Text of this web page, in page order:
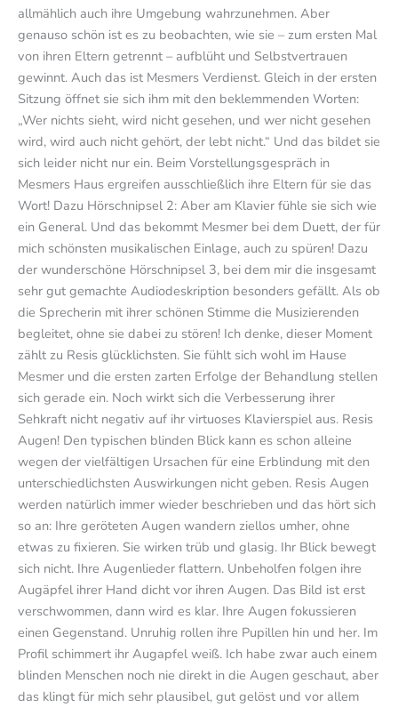
allmählich auch ihre Umgebung wahrzunehmen. Aber
genauso schön ist es zu beobachten, wie sie – zum ersten Mal
von ihren Eltern getrennt – aufblüht und Selbstvertrauen
gewinnt. Auch das ist Mesmers Verdienst. Gleich in der ersten
Sitzung öffnet sie sich ihm mit den beklemmenden Worten:
„Wer nichts sieht, wird nicht gesehen, und wer nicht gesehen
wird, wird auch nicht gehört, der lebt nicht.“ Und das bildet sie
sich leider nicht nur ein. Beim Vorstellungsgespräch in
Mesmers Haus ergreifen ausschließlich ihre Eltern für sie das
Wort! Dazu Hörschnipsel 2: Aber am Klavier fühle sie sich wie
ein General. Und das bekommt Mesmer bei dem Duett, der für
mich schönsten musikalischen Einlage, auch zu spüren! Dazu
der wunderschöne Hörschnipsel 3, bei dem mir die insgesamt
sehr gut gemachte Audiodeskription besonders gefällt. Als ob
die Sprecherin mit ihrer schönen Stimme die Musizierenden
begleitet, ohne sie dabei zu stören! Ich denke, dieser Moment
zählt zu Resis glücklichsten. Sie fühlt sich wohl im Hause
Mesmer und die ersten zarten Erfolge der Behandlung stellen
sich gerade ein. Noch wirkt sich die Verbesserung ihrer
Sehkraft nicht negativ auf ihr virtuoses Klavierspiel aus. Resis
Augen! Den typischen blinden Blick kann es schon alleine
wegen der vielfältigen Ursachen für eine Erblindung mit den
unterschiedlichsten Auswirkungen nicht geben. Resis Augen
werden natürlich immer wieder beschrieben und das hört sich
so an: Ihre geröteten Augen wandern ziellos umher, ohne
etwas zu fixieren. Sie wirken trüb und glasig. Ihr Blick bewegt
sich nicht. Ihre Augenlieder flattern. Unbeholfen folgen ihre
Augäpfel ihrer Hand dicht vor ihren Augen. Das Bild ist erst
verschwommen, dann wird es klar. Ihre Augen fokussieren
einen Gegenstand. Unruhig rollen ihre Pupillen hin und her. Im
Profil schimmert ihr Augapfel weiß. Ich habe zwar auch einem
blinden Menschen noch nie direkt in die Augen geschaut, aber
das klingt für mich sehr plausibel, gut gelöst und vor allem